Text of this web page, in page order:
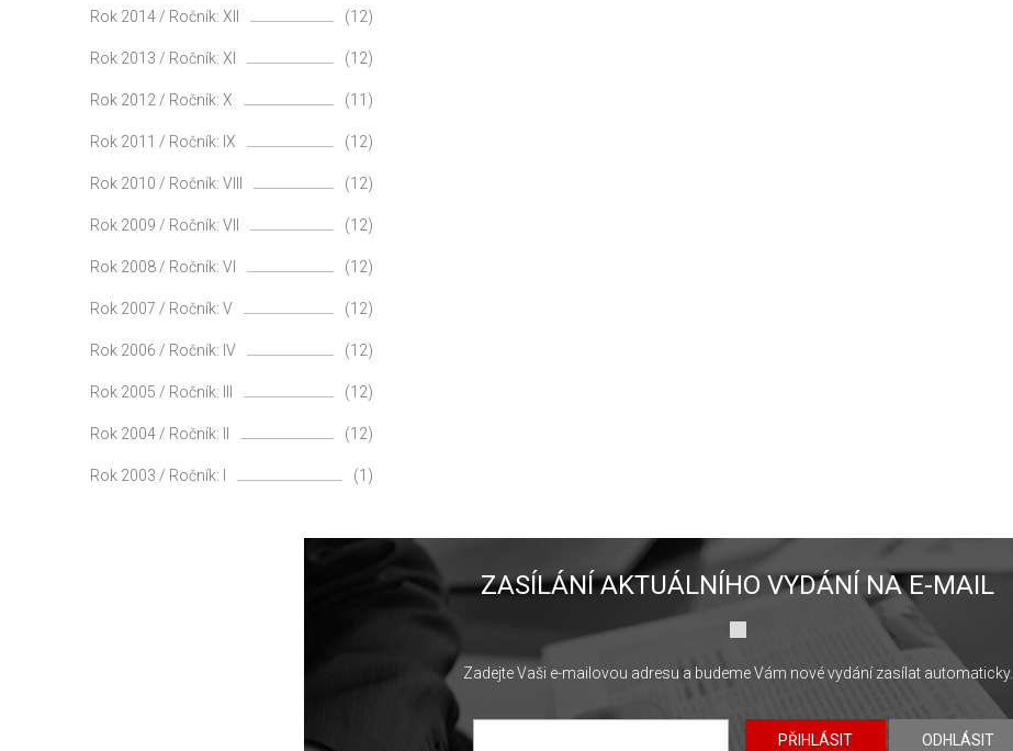
Rok 2014 / Ročník: XII (12)
Rok 2013 / Ročník: XI (12)
Rok 2012 / Ročník: X (11)
Rok 2011 / Ročník: IX (12)
Rok 2010 / Ročník: VIII (12)
Rok 2009 / Ročník: VII (12)
Rok 2008 / Ročník: VI (12)
Rok 2007 / Ročník: V (12)
Rok 2006 / Ročník: IV (12)
Rok 2005 / Ročník: III (12)
Rok 2004 / Ročník: II (12)
Rok 2003 / Ročník: I (1)
ZASÍLÁNÍ AKTUÁLNÍHO VYDÁNÍ NA E-MAIL
Zadejte Vaši e-mailovou adresu a budeme Vám nové vydání zasílat automaticky.
PŘIHLÁSIT ODHLÁSIT